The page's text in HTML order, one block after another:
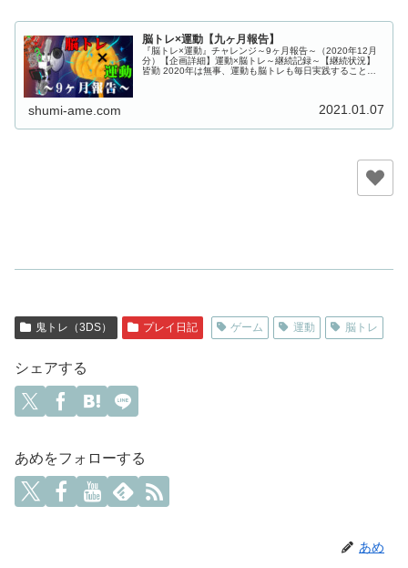
脳トレ×運動【九ヶ月報告】
『脳トレ×運動』チャレンジ～9ヶ月報告～（2020年12月
分）【企画詳細】運動×脳トレ～継続記録～【継続状況】
皆勤 2020年は無事、運動も脳トレも毎日実践することが
shumi-ame.com 2021.01.07
鬼トレ（3DS） プレイ日記 ゲーム 運動 脳トレ
シェアする
あめをフォローする
あめ